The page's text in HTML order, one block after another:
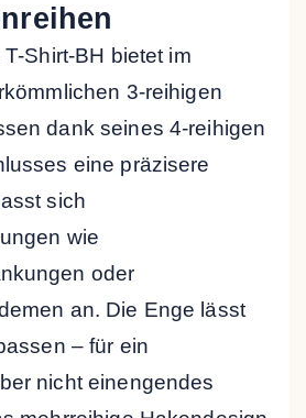
Shirt-BH bietet im
3-reihigen
dank seines 4-reihigen
eine präzisere
sich
wie
oder
an. Die Enge lässt
– für ein
nicht einengendes